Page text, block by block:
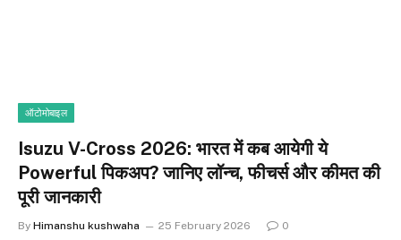
ऑटोमोबाइल
Isuzu V-Cross 2026: भारत में कब आयेगी ये
Powerful पिकअप? जानिए लॉन्च, फीचर्स और कीमत की
पूरी जानकारी
By Himanshu kushwaha 25 February 2026 0